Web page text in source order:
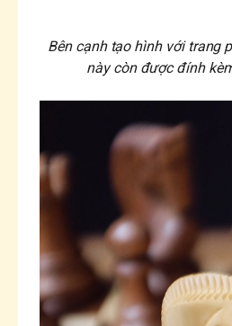
Bên cạnh tạo hình với trang
này còn được đính